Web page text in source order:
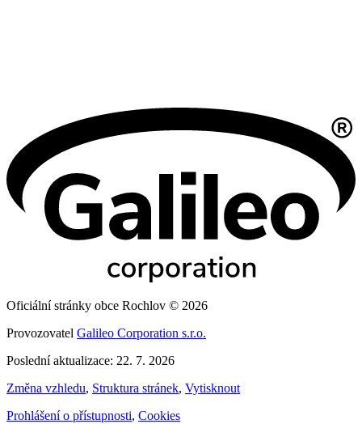
Oficiální stránky obce Rochlov © 2026
Provozovatel Galileo Corporation s.r.o.
Poslední aktualizace: 22. 7. 2026
Změna vzhledu, Struktura stránek, Vytisknout
Prohlášení o přístupnosti, Cookies